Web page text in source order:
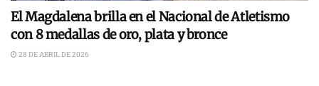
El Magdalena brilla en el Nacional de Atletismo
con 8 medallas de oro, plata y bronce
28 DE ABRIL DE 2026